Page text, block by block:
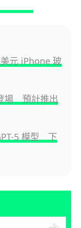
元 iPhone 玻
場 預計推出
5 模型 下